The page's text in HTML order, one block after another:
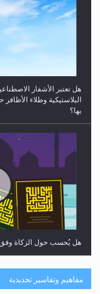
الهجرة: بحث عن الأمن
هل تعتبر الأشفار
البلاستيكية وطلاء
بها؟
هل يُحسب حول الزكاة وفق
مفاهيم وتفاسير تجديدية